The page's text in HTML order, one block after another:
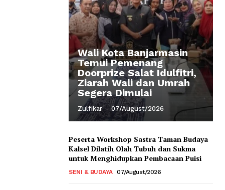
Wali Kota Banjarmasin
Temui Pemenang
Doorprize Salat Idulfitri,
Ziarah Wali dan Umrah
Segera Dimulai
Zulfikar - 07/August/2026
Peserta Workshop Sastra Taman Budaya
Kalsel Dilatih Olah Tubuh dan Sukma
untuk Menghidupkan Pembacaan Puisi
SENI & BUDAYA 07/August/2026